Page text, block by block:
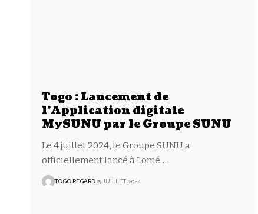
Togo : Lancement de
l’Application digitale
MySUNU par le Groupe SUNU
Le 4 juillet 2024, le Groupe SUNU a
officiellement lancé à Lomé…
TOGO REGARD 5 JUILLET 2024